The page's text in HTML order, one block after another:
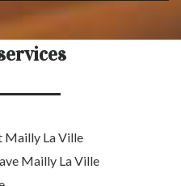
Mailly La Ville
Mailly La Ville